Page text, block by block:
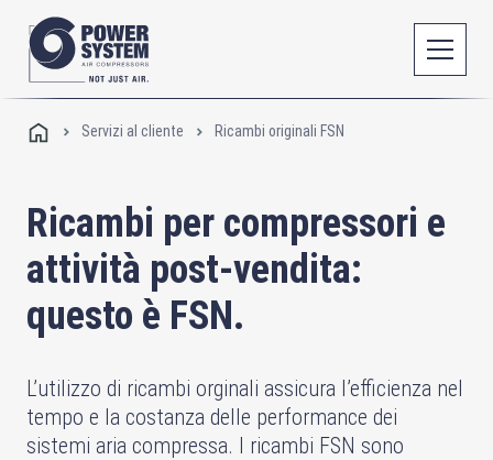
Servizi al cliente Ricambi originali FSN
Ricambi per compressori e
attività post-vendita:
questo è FSN.
L’utilizzo di ricambi orginali assicura l’efficienza nel
tempo e la costanza delle performance dei
sistemi aria compressa. I ricambi FSN sono